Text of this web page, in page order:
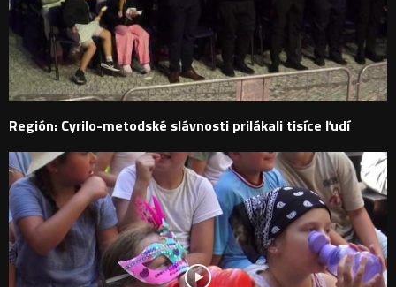
Región: Cyrilo-metodské slávnosti prilákali tisíce ľudí